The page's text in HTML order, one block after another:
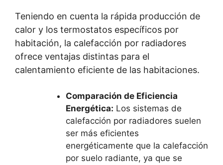
Teniendo en cuenta la rápida producción de
calor y los termostatos específicos por
habitación, la calefacción por radiadores
ofrece ventajas distintas para el
calentamiento eficiente de las habitaciones.
Comparación de Eficiencia
Energética: Los sistemas de
calefacción por radiadores suelen
ser más eficientes
energéticamente que la calefacción
por suelo radiante, ya que se